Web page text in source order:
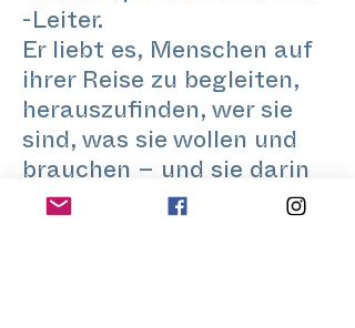
-Leiter.
Er liebt es, Menschen auf
ihrer Reise zu begleiten,
herauszufinden, wer sie
sind, was sie wollen und
brauchen – und sie darin
zu bestärken, ein